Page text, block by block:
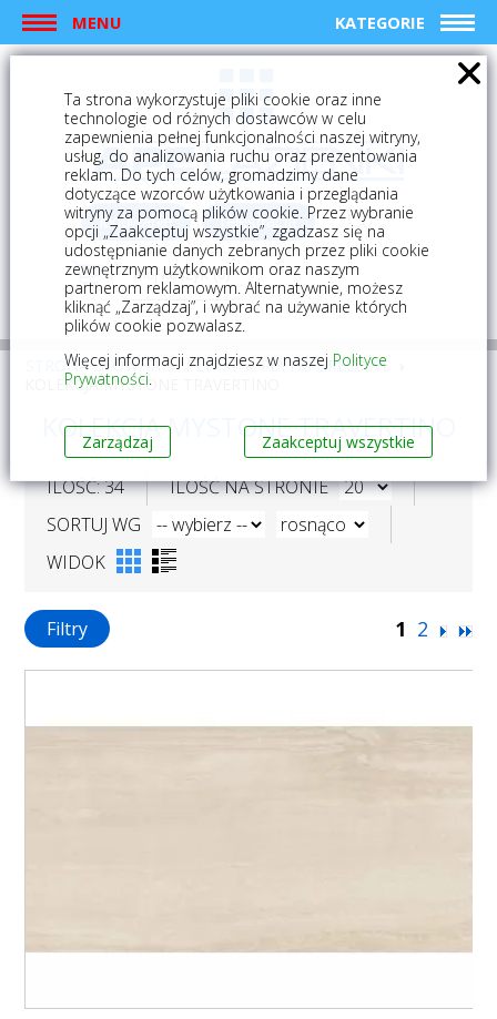
MENU KATEGORIE
logowanie rejestracja
Mój koszyk (0)
STRONA GŁÓWNA PŁYTKI
PŁYTKI GRESOWE
KOLEKCJA MYSTONE TRAVERTINO
KOLEKCJA MYSTONE TRAVERTINO
ILOŚĆ: 34
ILOŚĆ NA STRONIE
SORTUJ WG
WIDOK
1 2
Filtry
Ta strona wykorzystuje pliki cookie oraz inne
technologie od różnych dostawców w celu
zapewnienia pełnej funkcjonalności naszej witryny,
usług, do analizowania ruchu oraz prezentowania
reklam. Do tych celów, gromadzimy dane
dotyczące wzorców użytkowania i przeglądania
witryny za pomocą plików cookie. Przez wybranie
opcji „Zaakceptuj wszystkie”, zgadzasz się na
udostępnianie danych zebranych przez pliki cookie
zewnętrznym użytkownikom oraz naszym
partnerom reklamowym. Alternatywnie, możesz
kliknąć „Zarządzaj”, i wybrać na używanie których
plików cookie pozwalasz.
Więcej informacji znajdziesz w naszej Polityce
Prywatności.
Zarządzaj Zaakceptuj wszystkie